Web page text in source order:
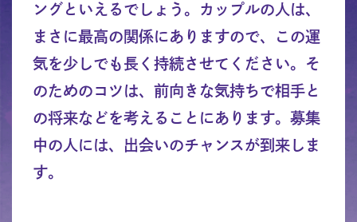
ングといえるでしょう。カップルの人は、
まさに最高の関係にありますので、この運
気を少しでも長く持続させてください。そ
のためのコツは、前向きな気持ちで相手と
の将来などを考えることにあります。募集
中の人には、出会いのチャンスが到来しま
す。